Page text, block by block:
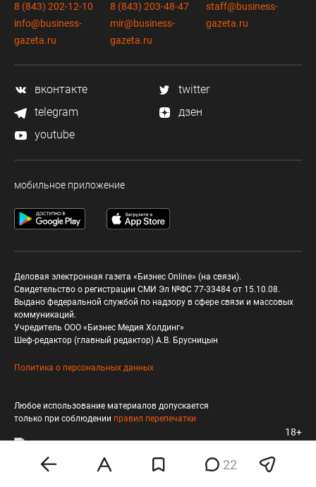
22
8 (843) 202-12-10
info@business-
gazeta.ru
8 (843) 203-48-47
mir@business-
gazeta.ru
staff@business-
gazeta.ru
вконтакте
twitter
telegram
дзен
youtube
мобильное приложение
Деловая электронная газета «Бизнес Online» (на связи).
Свидетельство о регистрации СМИ Эл №ФС 77-33484 от 15.10.08.
Выдано федеральной службой по надзору в сфере связи и массовых
коммуникаций.
Учредитель ООО «Бизнес Медия Холдинг»
Шеф-редактор (главный редактор) А.В. Брусницын
Политика о персональных данных
Любое использование материалов допускается
только при соблюдении правил перепечатки
18+